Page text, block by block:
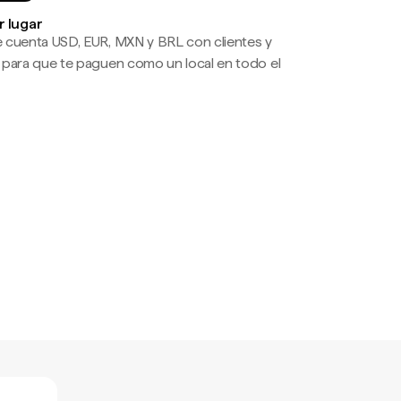
lugar
USD, EUR, MXN y BRL con clientes y
que te paguen como un local en todo el